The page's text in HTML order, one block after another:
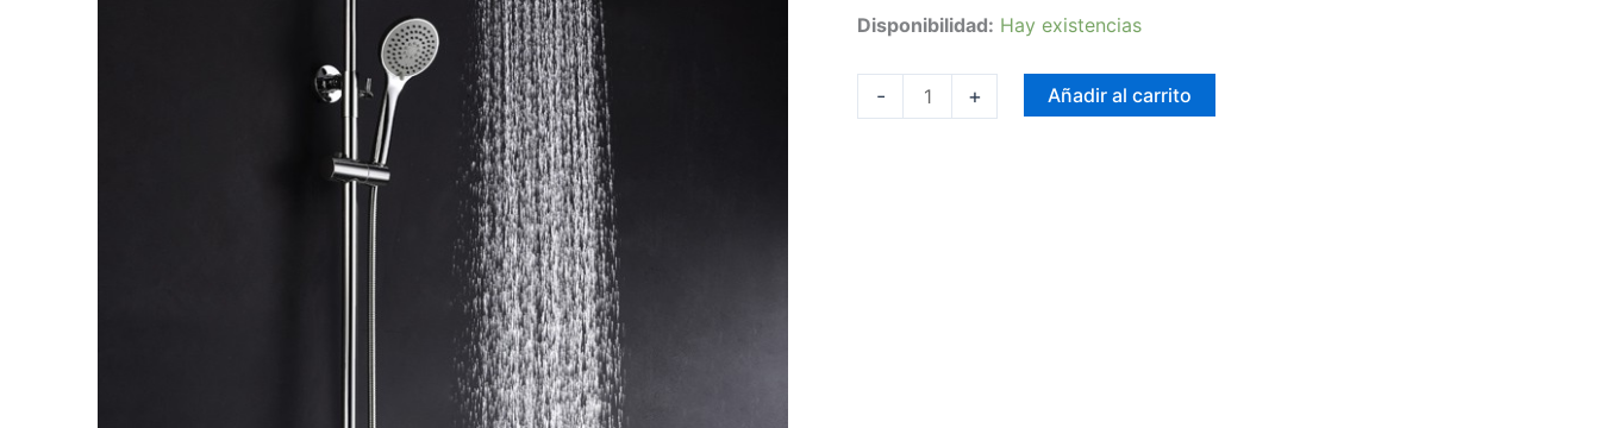
Disponibilidad: Hay existencias
- + Añadir al carrito